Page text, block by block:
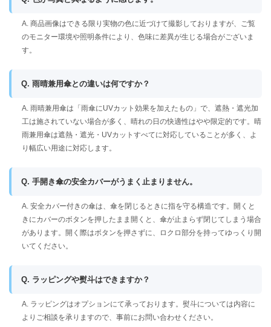
A. 商品画像はできる限り実物の色に近づけて撮影しておりますが、ご覧
のモニター環境や照明条件により、色味に差異が生じる場合がございま
す。
Q. 雨晴兼用傘との違いは何ですか？
A. 雨晴兼用傘は「雨傘にUVカット効果を加えたもの」で、遮熱・遮光加
工は施されていない場合が多く、晴れの日の快適性はやや限定的です。晴
雨兼用傘は遮熱・遮光・UVカットすべてに対応していることが多く、よ
り幅広い用途に対応します。
Q. 手開き傘の安全カバーがうまく止まりません。
A. 安全カバー付きの傘は、傘を閉じるときに指を守る構造です。開くと
きにカバーのボタンを押したまま開くと、傘が止まらず閉じてしまう場合
があります。開く際はボタンを押さずに、ロクロ部分を持ってゆっくり開
いてください。
Q. ラッピングや熨斗はできますか？
A. ラッピングはオプションにて承っております。熨斗については内容に
よりご相談を承りますので、事前にお問い合わせください。